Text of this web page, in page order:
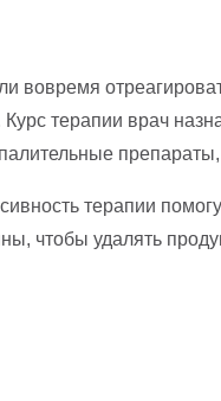
вовремя
терапии врач
терапии
чтобы удалять